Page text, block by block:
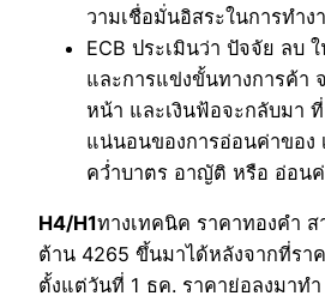
วามเชื่อมั่นอิสระในการทำง
ECB ประเมินว่า ปัจจัย ลบ
และการแข่งขั้นทางการค้า
หน้า และเงินฟ้อจะกลับมา
แน่นอนของการอ่อนค่าของ
คว่ำบาตร อาญัติ หรือ อ่อนค่
H4/H1ทางเทคนิค ราคาทองคำ
ต้าน 4265 ขึ้นมาได้หลังจากที่รา
ตั้งแต่วันที่ 1 ธค. ราคาย่อลงมาท